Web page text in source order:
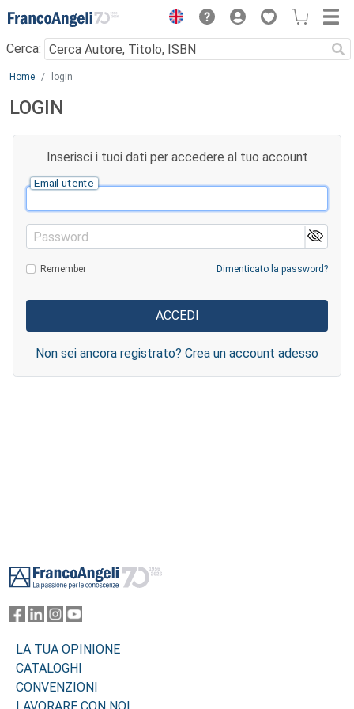
Menu
Cerca:
Main content
Home login
LOGIN
Inserisci i tuoi dati per accedere al tuo account
Email utente
Password
Remember Dimenticato la password?
Non sei ancora registrato? Crea un account adesso
LA TUA OPINIONE
CATALOGHI
CONVENZIONI